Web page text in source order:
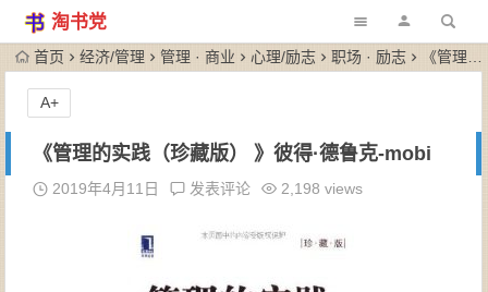
淘书党
首页 经济/管理 管理 · 商业 心理/励志 职场 · 励志 《管理的实践（珍藏版） 》彼得·德鲁克-mobi
《管理的实践（珍藏版） 》彼得·德鲁克-mobi
2019年4月11日 发表评论 2,198 views
A+